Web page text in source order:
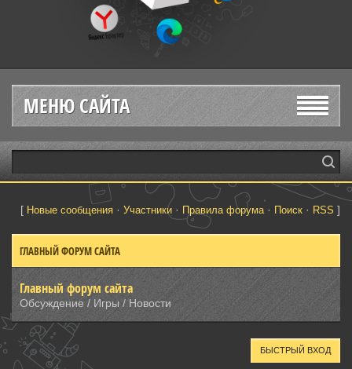
МЕНЮ САЙТА
[ Новые сообщения · Участники · Правила форума · Поиск · RSS ]
ГЛАВНЫЙ ФОРУМ САЙТА
Главный форум сайта
Обсуждение / Игры / Новости